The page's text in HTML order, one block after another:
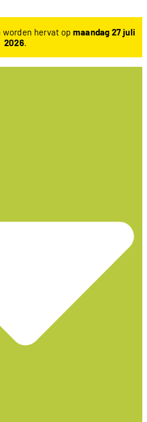
hervat op maandag 27 juli
2026.